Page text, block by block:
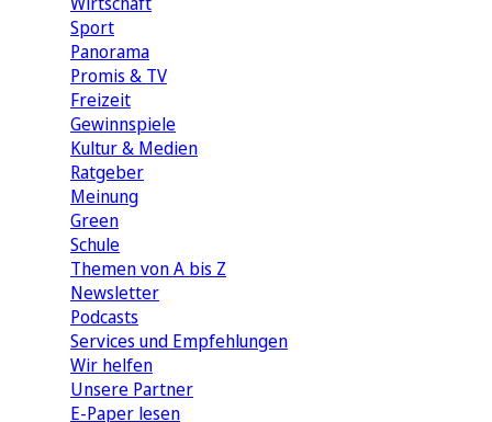
Sport
Panorama
Promis & TV
Freizeit
Gewinnspiele
Kultur & Medien
Ratgeber
Meinung
Green
Schule
Themen von A bis Z
Newsletter
Podcasts
Services und Empfehlungen
Wir helfen
Unsere Partner
E-Paper lesen